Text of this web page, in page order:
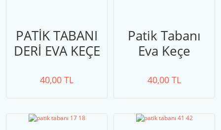
PATİK TABANI
DERİ EVA KEÇE
40,00 TL
Patik Tabanı
Eva Keçe
40,00 TL